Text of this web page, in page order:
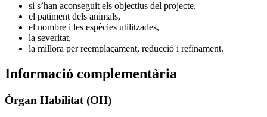
si s’han aconseguit els objectius del projecte,
el patiment dels animals,
el nombre i les espècies utilitzades,
la severitat,
la millora per reemplaçament, reducció i refinament.
Informació complementària
Òrgan Habilitat (OH)